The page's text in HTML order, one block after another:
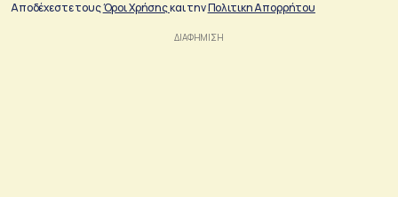
Αποδέχεστε τουςΌροι Χρήσηςκαι τηνΠολιτικη Απορρήτου